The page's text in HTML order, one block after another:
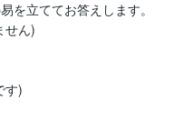
を立ててお答えします。
せん)
す)